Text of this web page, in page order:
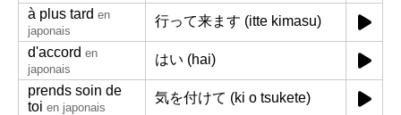
à plus tard en
japonais
行って来ます (itte kimasu)
d'accord en
japonais
はい (hai)
prends soin de
toi en japonais
気を付けて (ki o tsukete)